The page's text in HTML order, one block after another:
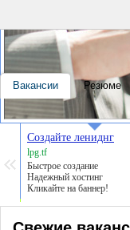
Создайте лениднг
lpg.tf
Быстрое создание
Надежный хостинг
Кликайте на баннер!
Вакансии Резюме